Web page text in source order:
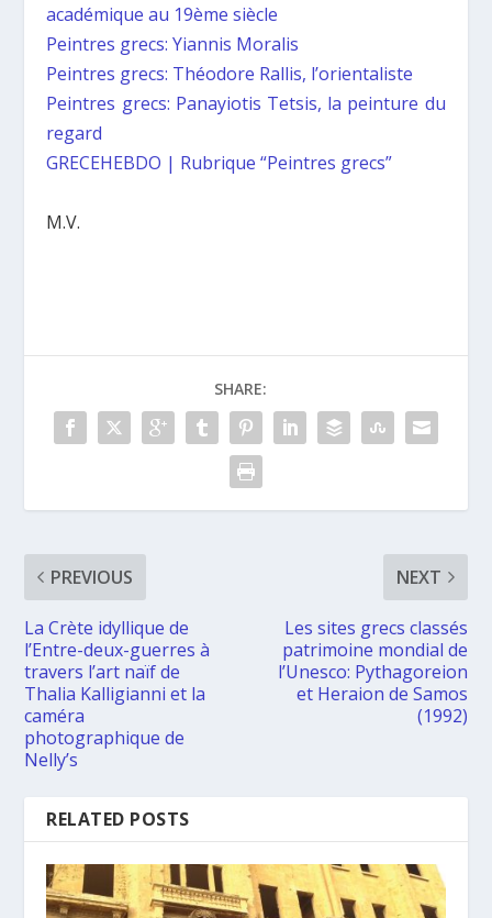
académique au 19ème siècle
Peintres grecs: Yiannis Moralis
Peintres grecs: Théodore Rallis, l’orientaliste
Peintres grecs: Panayiotis Tetsis, la peinture du
regard
GRECEHEBDO | Rubrique “Peintres grecs”
M.V.
SHARE:
PREVIOUS
La Crète idyllique de
l’Entre-deux-guerres à
travers l’art naïf de
Thalia Kalligianni et la
caméra
photographique de
Nelly’s
NEXT
Les sites grecs classés
patrimoine mondial de
l’Unesco: Pythagoreion
et Heraion de Samos
(1992)
RELATED POSTS